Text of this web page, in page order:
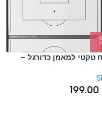
טקטי למאמן כדורגל –
199.00